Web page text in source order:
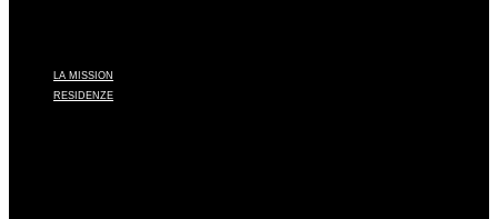
LA MISSION
RESIDENZE